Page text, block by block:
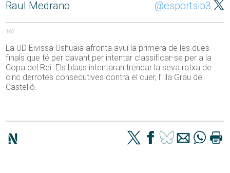
Raul Medrano @esportsib3
162
La UD Eivissa Ushuaïa afronta avui la primera de les dues
finals que té per davant per intentar classificar-se per a la
Copa del Rei. Els blaus intentaran trencar la seva ratxa de
cinc derrotes consecutives contra el cuer, l’Illa Grau de
Castelló.